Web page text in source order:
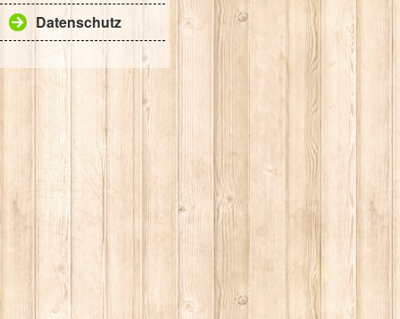
Datenschutz